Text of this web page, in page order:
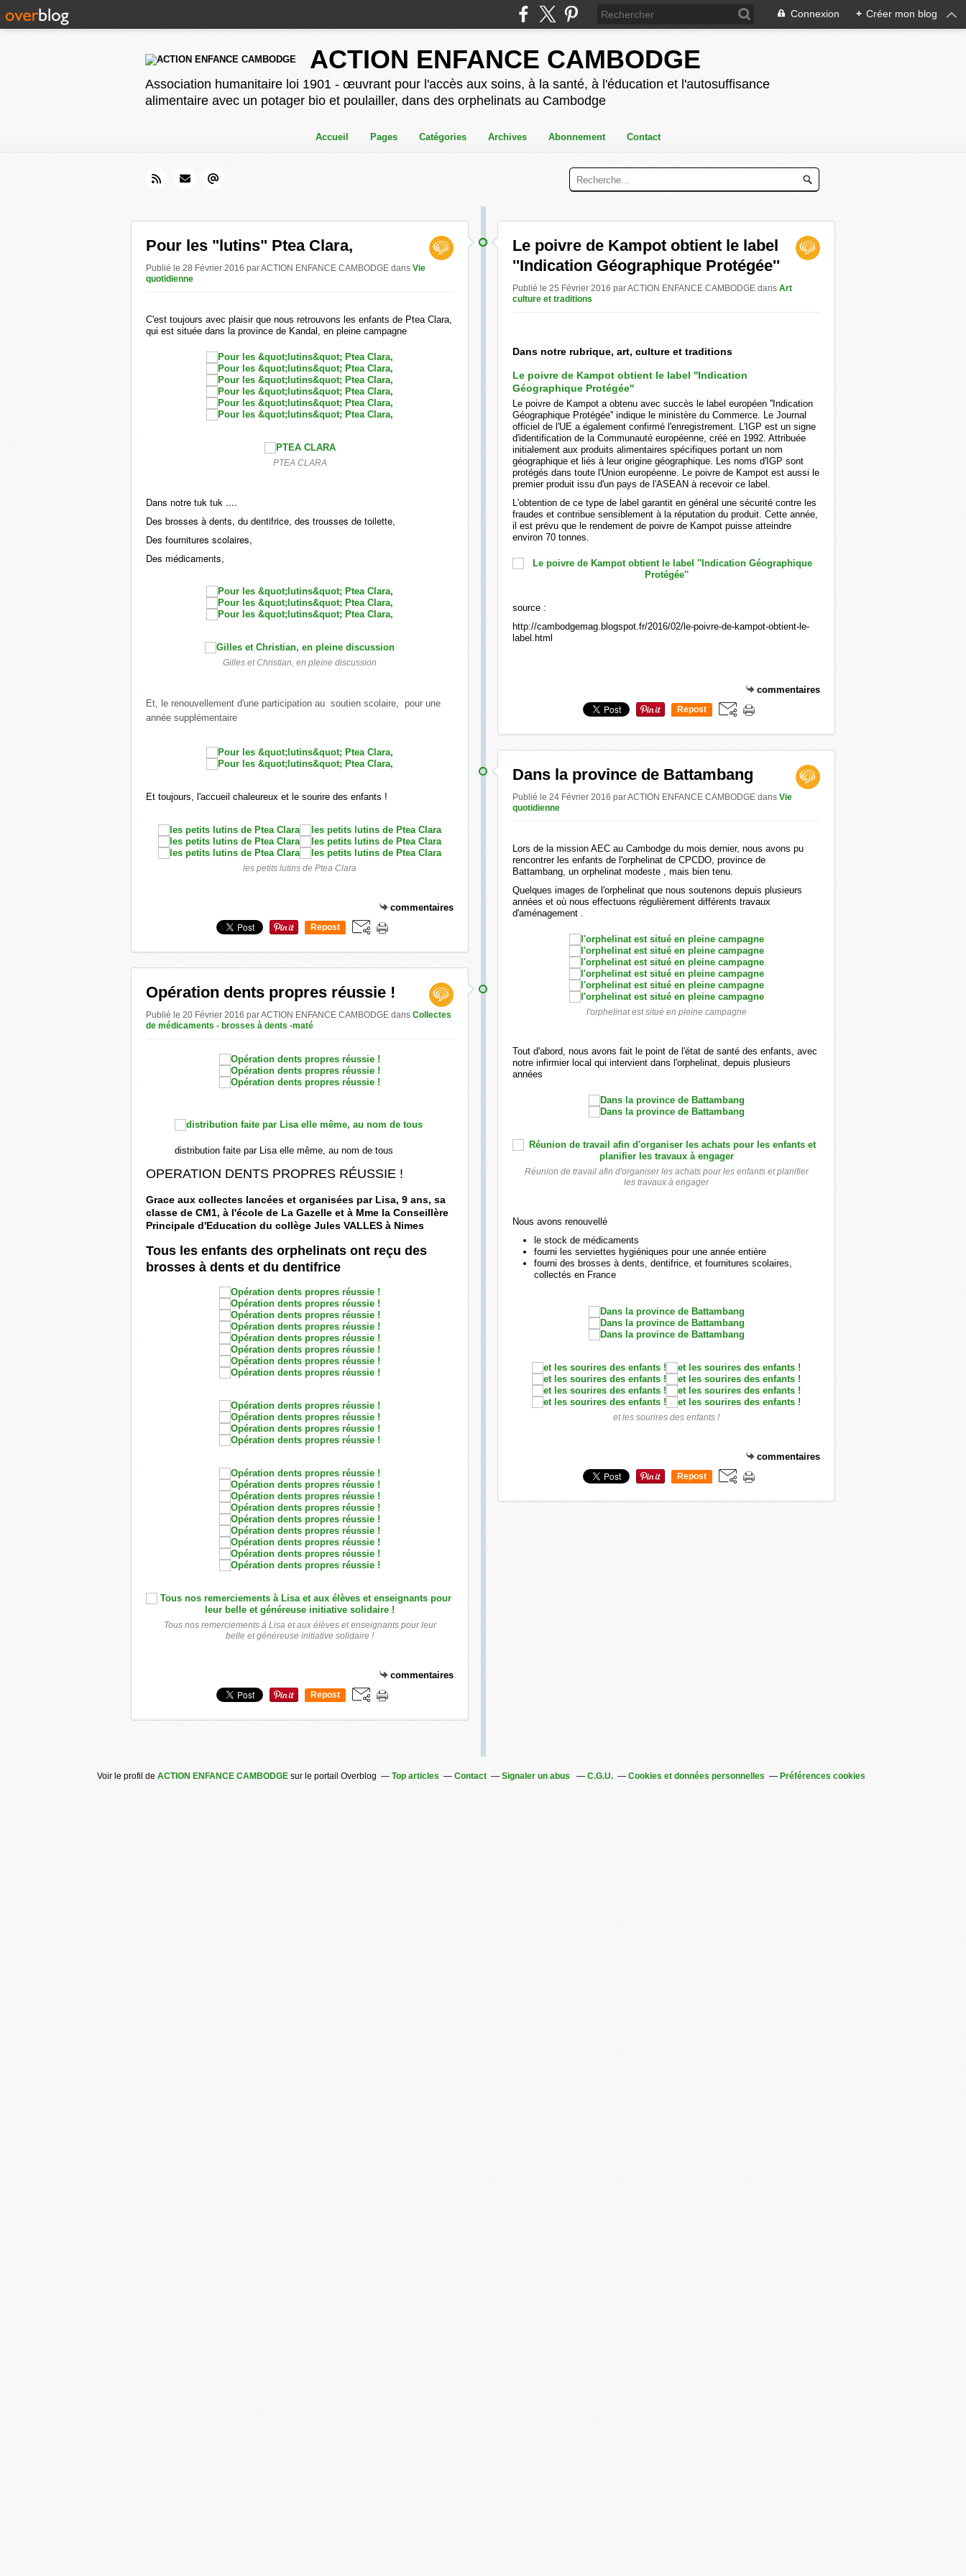
Connexion + Créer mon blog
ACTION ENFANCE CAMBODGE
Association humanitaire loi 1901 - œuvrant pour l'accès aux soins, à la santé, à l'éducation et l'autosuffisance
alimentaire avec un potager bio et poulailler, dans des orphelinats au Cambodge
Accueil Pages Catégories Archives Abonnement Contact
Pour les "lutins" Ptea Clara,
Publié le 28 Février 2016 par ACTION ENFANCE CAMBODGE dans Vie
quotidienne
C'est toujours avec plaisir que nous retrouvons les enfants de Ptea Clara,
qui est située dans la province de Kandal, en pleine campagne
PTEA CLARA
Dans notre tuk tuk ....
Des brosses à dents, du dentifrice, des trousses de toilette,
Des fournitures scolaires,
Des médicaments,
Gilles et Christian, en pleine discussion
Et, le renouvellement d'une participation au soutien scolaire, pour une
année supplémentaire
Et toujours, l'accueil chaleureux et le sourire des enfants !
les petits lutins de Ptea Clara
commentaires
Repost
Opération dents propres réussie !
Publié le 20 Février 2016 par ACTION ENFANCE CAMBODGE dans Collectes
de médicaments - brosses à dents -maté
distribution faite par Lisa elle même, au nom de tous
OPERATION DENTS PROPRES RÉUSSIE !
Grace aux collectes lancées et organisées par Lisa, 9 ans, sa
classe de CM1, à l'école de La Gazelle et à Mme la Conseillère
Principale d'Education du collège Jules VALLES à Nimes
Tous les enfants des orphelinats ont reçu des
brosses à dents et du dentifrice
Tous nos remerciements à Lisa et aux élèves et enseignants pour leur
belle et généreuse initiative solidaire !
commentaires
Repost
Le poivre de Kampot obtient le label
''Indication Géographique Protégée''
Publié le 25 Février 2016 par ACTION ENFANCE CAMBODGE dans Art
culture et traditions
Dans notre rubrique, art, culture et traditions
Le poivre de Kampot obtient le label ''Indication
Géographique Protégée''
Le poivre de Kampot a obtenu avec succès le label européen ''Indication
Géographique Protégée'' indique le ministère du Commerce. Le Journal
officiel de l'UE a également confirmé l'enregistrement. L'IGP est un signe
d'identification de la Communauté européenne, créé en 1992. Attribuée
initialement aux produits alimentaires spécifiques portant un nom
géographique et liés à leur origine géographique. Les noms d'IGP sont
protégés dans toute l'Union européenne. Le poivre de Kampot est aussi le
premier produit issu d'un pays de l'ASEAN à recevoir ce label.
L'obtention de ce type de label garantit en général une sécurité contre les
fraudes et contribue sensiblement à la réputation du produit. Cette année,
il est prévu que le rendement de poivre de Kampot puisse atteindre
environ 70 tonnes.
source :
http://cambodgemag.blogspot.fr/2016/02/le-poivre-de-kampot-obtient-le-
label.html
commentaires
Repost
Dans la province de Battambang
Publié le 24 Février 2016 par ACTION ENFANCE CAMBODGE dans Vie
quotidienne
Lors de la mission AEC au Cambodge du mois dernier, nous avons pu
rencontrer les enfants de l'orphelinat de CPCDO, province de
Battambang, un orphelinat modeste , mais bien tenu.
Quelques images de l'orphelinat que nous soutenons depuis plusieurs
années et où nous effectuons régulièrement différents travaux
d'aménagement .
l'orphelinat est situé en pleine campagne
Tout d'abord, nous avons fait le point de l'état de santé des enfants, avec
notre infirmier local qui intervient dans l'orphelinat, depuis plusieurs
années
Réunion de travail afin d'organiser les achats pour les enfants et planifier
les travaux à engager
Nous avons renouvellé
le stock de médicaments
fourni les serviettes hygiéniques pour une année entière
fourni des brosses à dents, dentifrice, et fournitures scolaires,
collectés en France
et les sourires des enfants !
commentaires
Repost
Voir le profil de ACTION ENFANCE CAMBODGEsur le portail Overblog Top articles Contact Signaler un abus C.G.U. Cookies et données personnelles Préférences cookies